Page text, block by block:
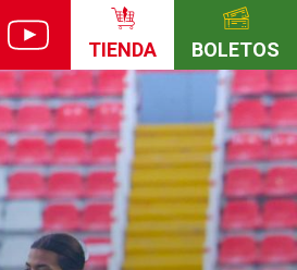
TIENDA BOLETOS